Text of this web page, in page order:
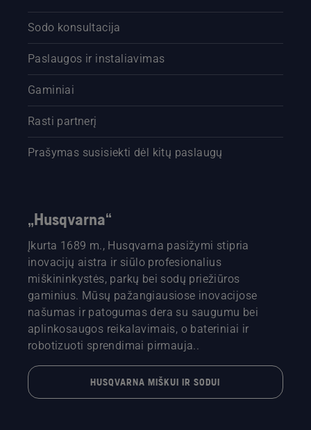
Sodo konsultacija
Paslaugos ir instaliavimas
Gaminiai
Rasti partnerį
Prašymas susisiekti dėl kitų paslaugų
„Husqvarna“
Įkurta 1689 m., Husqvarna pasižymi stipria
inovacijų aistra ir siūlo profesionalius
miškininkystės, parkų bei sodų priežiūros
gaminius. Mūsų pažangiausiose inovacijose
našumas ir patogumas dera su saugumu bei
aplinkosaugos reikalavimais, o bateriniai ir
robotizuoti sprendimai pirmauja..
HUSQVARNA MIŠKUI IR SODUI